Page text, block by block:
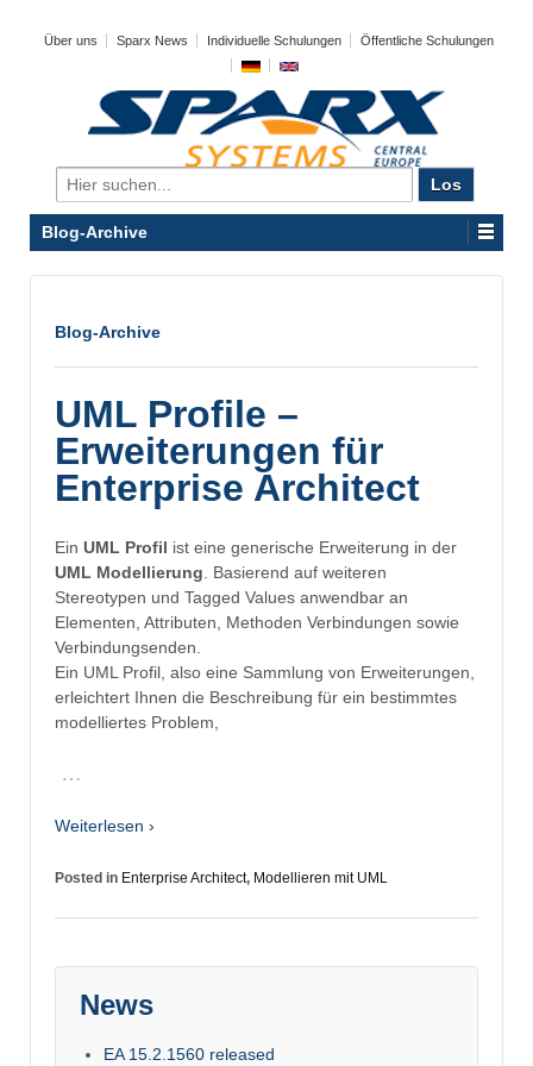
Über uns Sparx News Individuelle Schulungen Öffentliche Schulungen
Search
for:
Blog-Archive
Blog-Archive
UML Profile –
Erweiterungen für
Enterprise Architect
Ein UML Profil ist eine generische Erweiterung in der
UML Modellierung . Basierend auf weiteren
Stereotypen und Tagged Values anwendbar an
Elementen, Attributen, Methoden Verbindungen sowie
Verbindungsenden.
Ein UML Profil, also eine Sammlung von Erweiterungen,
erleichtert Ihnen die Beschreibung für ein bestimmtes
modelliertes Problem,
…
Weiterlesen ›
Posted in Enterprise Architect, Modellieren mit UML
News
EA 15.2.1560 released